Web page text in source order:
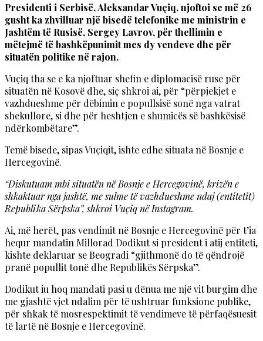
Presidenti i Serbisë, Aleksandar Vuçiq, njoftoi se më 26
gusht ka zhvilluar një bisedë telefonike me ministrin e
Jashtëm të Rusisë, Sergey Lavrov, për thellimin e
mëtejmë të bashkëpunimit mes dy vendeve dhe për
situatën politike në rajon.
Vuçiq tha se e ka njoftuar shefin e diplomacisë ruse për
situatën në Kosovë dhe, siç shkroi ai, për “përpjekjet e
vazhdueshme për dëbimin e popullsisë sonë nga vatrat
shekullore, si dhe për heshtjen e shumicës së bashkësisë
ndërkombëtare”.
Temë bisede, sipas Vuçiqit, ishte edhe situata në Bosnje e
Hercegovinë.
“Diskutuam mbi situatën në Bosnje e Hercegovinë, krizën e
shkaktuar nga jashtë, me sulme të vazhdueshme ndaj (entitetit)
Republika Sërpska”, shkroi Vuçiq në Instagram.
Ai, më herët, pas vendimit në Bosnje e Hercegovinë për t’ia
hequr mandatin Millorad Dodikut si president i atij entiteti,
kishte deklaruar se Beogradi “gjithmonë do të qëndrojë
pranë popullit tonë dhe Republikës Sërpska”.
Dodikut iu hoq mandati pasi u dënua me një vit burgim dhe
me gjashtë vjet ndalim për të ushtruar funksione publike,
për shkak të mosrespektimit të vendimeve të përfaqësuesit
të lartë në Bosnje e Hercegovinë.